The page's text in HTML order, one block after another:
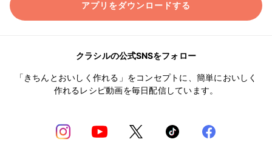
アプリをダウンロードする
クラシルの公式SNSをフォロー
「きちんとおいしく作れる」をコンセプトに、簡単においしく
作れるレシピ動画を毎日配信しています。